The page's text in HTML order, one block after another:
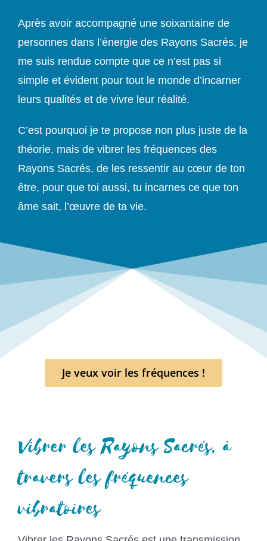
Après avoir accompagné une soixantaine de
personnes dans l’énergie des Rayons Sacrés, je
me suis rendue compte que ce n’est pas si
simple et évident pour tout le monde d’incarner
leurs qualités et de vivre leur réalité.
C’est pourquoi je te propose non plus juste de la
théorie, mais de vibrer les fréquences des
Rayons Sacrés, de les ressentir au cœur de ton
être, pour que toi aussi, tu incarnes ce que ton
âme sait, l’œuvre de ta vie.
Je veux voir les fréquences !
Vibrer les Rayons Sacrés, à
travers les fréquences
vibratoires